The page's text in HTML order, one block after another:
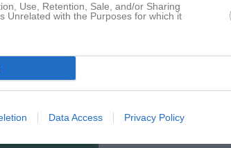
Use, Retention, Sale, and/or Sharing
Unrelated with the Purposes for which it
Data Access Privacy Policy